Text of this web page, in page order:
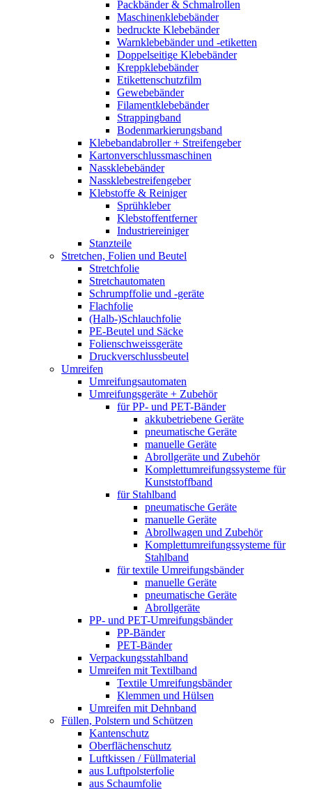
Packbänder & Schmalrollen
Maschinenklebebänder
bedruckte Klebebänder
Warnklebebänder und -etiketten
Doppelseitige Klebebänder
Kreppklebebänder
Etikettenschutzfilm
Gewebebänder
Filamentklebebänder
Strappingband
Bodenmarkierungsband
Klebebandabroller + Streifengeber
Kartonverschlussmaschinen
Nassklebebänder
Nassklebestreifengeber
Klebstoffe & Reiniger
Sprühkleber
Klebstoffentferner
Industriereiniger
Stanzteile
Stretchen, Folien und Beutel
Stretchfolie
Stretchautomaten
Schrumpffolie und -geräte
Flachfolie
(Halb-)Schlauchfolie
PE-Beutel und Säcke
Folienschweissgeräte
Druckverschlussbeutel
Umreifen
Umreifungsautomaten
Umreifungsgeräte + Zubehör
für PP- und PET-Bänder
akkubetriebene Geräte
pneumatische Geräte
manuelle Geräte
Abrollgeräte und Zubehör
Komplettumreifungssysteme für
Kunststoffband
für Stahlband
pneumatische Geräte
manuelle Geräte
Abrollwagen und Zubehör
Komplettumreifungssysteme für
Stahlband
für textile Umreifungsbänder
manuelle Geräte
pneumatische Geräte
Abrollgeräte
PP- und PET-Umreifungsbänder
PP-Bänder
PET-Bänder
Verpackungsstahlband
Umreifen mit Textilband
Textile Umreifungsbänder
Klemmen und Hülsen
Umreifen mit Dehnband
Füllen, Polstern und Schützen
Kantenschutz
Oberflächenschutz
Luftkissen / Füllmaterial
aus Luftpolsterfolie
aus Schaumfolie